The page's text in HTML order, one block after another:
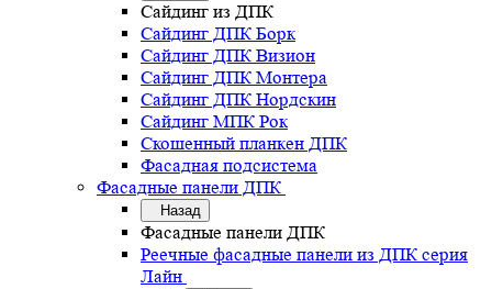
Сайдинг из ДПК
Сайдинг ДПК Борк
Сайдинг ДПК Визион
Сайдинг ДПК Монтера
Сайдинг ДПК Нордскин
Сайдинг МПК Рок
Скошенный планкен ДПК
Фасадная подсистема
Фасадные панели ДПК
Назад
Фасадные панели ДПК
Реечные фасадные панели из ДПК серия
Лайн